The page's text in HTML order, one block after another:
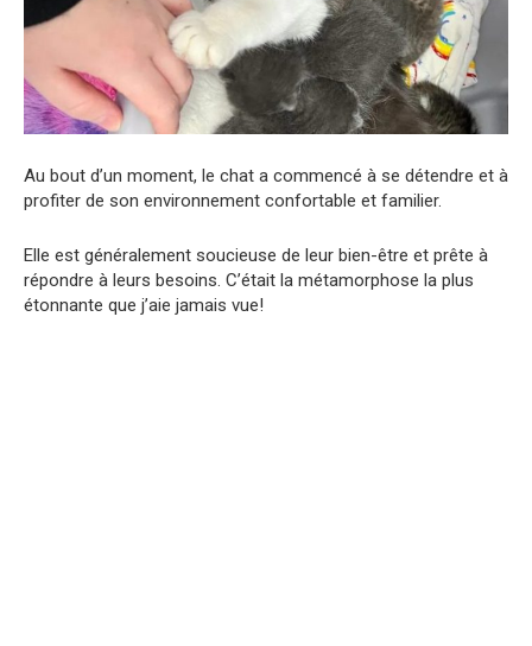
Au bout d’un moment, le chat a commencé à se détendre et à
profiter de son environnement confortable et familier.
Elle est généralement soucieuse de leur bien-être et prête à
répondre à leurs besoins. C’était la métamorphose la plus
étonnante que j’aie jamais vue!